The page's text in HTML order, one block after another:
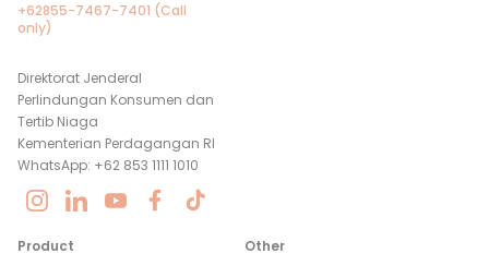
+62855-7467-7401 (Call
only)
Direktorat Jenderal
Perlindungan Konsumen dan
Tertib Niaga
Kementerian Perdagangan RI
WhatsApp: +62 853 1111 1010
Product
Other